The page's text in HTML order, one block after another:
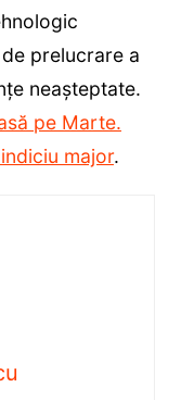
prelucrare a
neașteptate.
pe Marte.
major.